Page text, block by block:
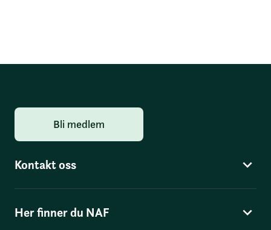
Bli medlem
Kontakt oss
Her finner du NAF